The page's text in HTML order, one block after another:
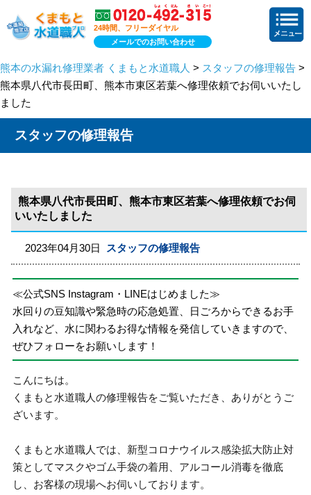
24時間、フリーダイヤル
メールでのお問い合わせ
熊本の水漏れ修理業者 くまもと水道職人 > スタッフの修理報告 >
熊本県八代市長田町、熊本市東区若葉へ修理依頼でお伺いいたし
ました
スタッフの修理報告
熊本県八代市長田町、熊本市東区若葉へ修理依頼でお伺
いいたしました
2023年04月30日 スタッフの修理報告
≪公式SNS Instagram・LINEはじめました≫
水回りの豆知識や緊急時の応急処置、日ごろからできるお手
入れなど、水に関わるお得な情報を発信していきますので、
ぜひフォローをお願いします！
こんにちは。
くまもと水道職人の修理報告をご覧いただき、ありがとうご
ざいます。
くまもと水道職人では、新型コロナウイルス感染拡大防止対
策としてマスクやゴム手袋の着用、アルコール消毒を徹底
し、お客様の現場へお伺いしております。